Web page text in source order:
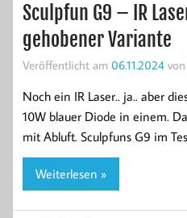
Sculpfun G9 – IR
gehobener Variante
Veröffentlicht am 06.11.2024 von
Noch ein IR Laser.. ja.. aber
10W blauer Diode in einem.
mit Abluft. Sculpfuns G9 im
Weiterlesen »